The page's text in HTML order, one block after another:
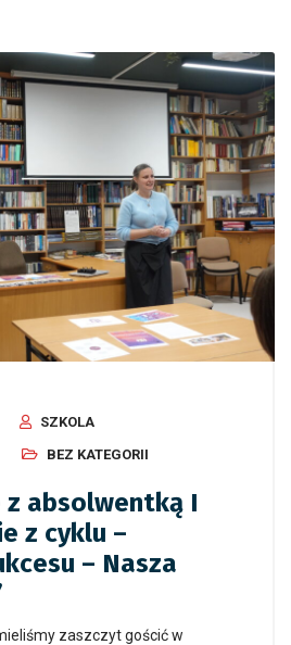
SZKOLA
BEZ KATEGORII
absolwentką I
z cyklu –
– Nasza
zaszczyt gościć w